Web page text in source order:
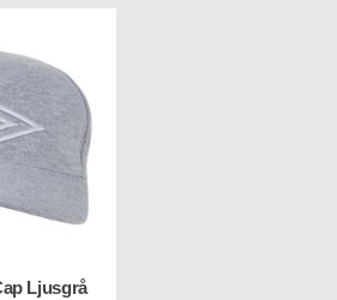
Ljusgrå